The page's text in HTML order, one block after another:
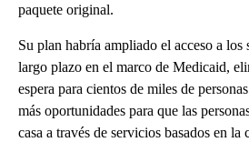
paquete original.
Su plan habría ampliado el acceso a los
largo plazo en el marco de Medicaid,
espera para cientos de miles de
más oportunidades para que las
casa a través de servicios basados en la